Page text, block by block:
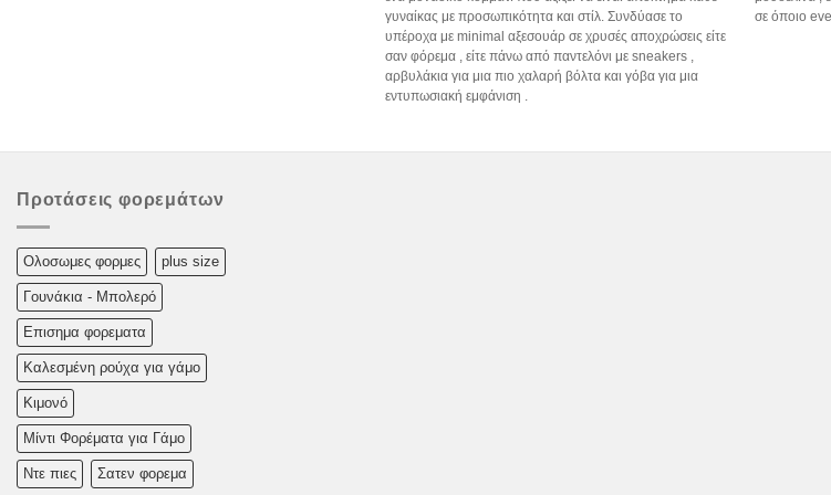
γυναίκας με προσωπικότητα και στίλ. Συνδύασε το
υπέροχα με minimal αξεσουάρ σε χρυσές αποχρώσεις είτε
σαν φόρεμα , είτε πάνω από παντελόνι με sneakers ,
αρβυλάκια για μια πιο χαλαρή βόλτα και γόβα για μια
εντυπωσιακή εμφάνιση .
σε όποιο
Προτάσεις φορεμάτων
Oλoσωμες φoρμες plus size
Γουνάκια - Μπολερό
Επισημα φορεματα
Καλεσμένη ρούχα για γάμο
Κιμονό
Μίντι Φορέματα για Γάμο
Ντε πιες Σατεν φορεμα